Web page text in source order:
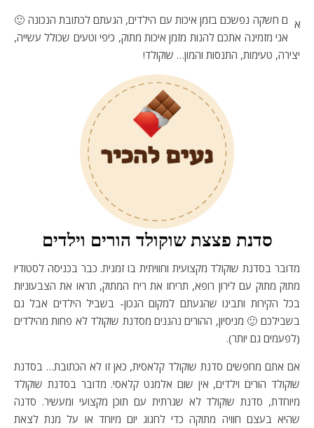
א ם חשקה נפשכם בזמן איכות עם הילדים, הגעתם לכתובת הנכונה 🙂
אני מזמינה אתכם להנות מזמן איכות מתוק, כיפי וטעים שכולל עשייה,
יצירה, טעימות, התנסות והמון… שוקולד!
סדנת פצצת שוקולד הורים וילדים
מדובר בסדנת שוקולד מקצועית וחוויתית בו זמנית. כבר בכניסה לסטודיו
מתוק מתוק עם לירון רופא, תריחו את ריח המתוק, תראו את הצבעוניות
בכל הקירות ותבינו שהגעתם למקום הנכון- בשביל הילדים אבל גם
בשבילכם 🙂 מניסיון, ההורים נהננים מסדנת שוקולד לא פחות מהילדים
(לפעמים גם יותר).
אם אתם מחפשים סדנת שוקולד קלאסית, כאן זו לא הכתובת… בסדנת
שוקולד הורים וילדים, אין שום אלמנט קלאסי. מדובר בסדנת שוקולד
מיוחדת, סדנת שוקולד לא שגרתית עם תוכן מקצועי ומעשיר. סדנה
שהיא בעצם חוויה מתוקה כדי לחגוג יום מיוחד או על מנת לצאת